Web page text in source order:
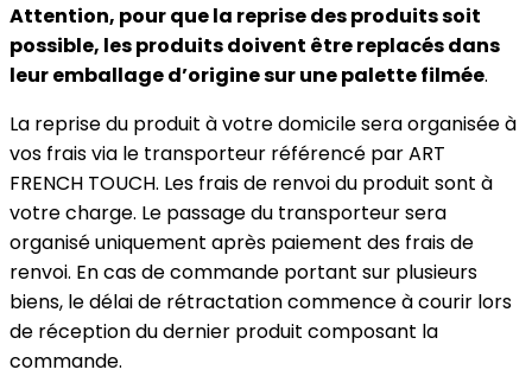
Attention, pour que la reprise des produits soit
possible, les produits doivent être replacés dans
leur emballage d’origine sur une palette filmée.
La reprise du produit à votre domicile sera organisée à
vos frais via le transporteur référencé par ART
FRENCH TOUCH. Les frais de renvoi du produit sont à
votre charge. Le passage du transporteur sera
organisé uniquement après paiement des frais de
renvoi. En cas de commande portant sur plusieurs
biens, le délai de rétractation commence à courir lors
de réception du dernier produit composant la
commande.